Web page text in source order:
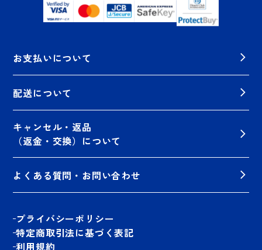
お支払いについて
配送について
キャンセル・返品
（返金・交換）について
よくある質問・お問い合わせ
プライバシーポリシー
特定商取引法に基づく表記
利用規約